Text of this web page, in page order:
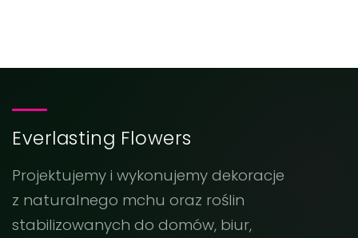
Everlasting Flowers
Projektujemy i wykonujemy dekoracje
z naturalnego mchu oraz roślin
stabilizowanych do domów, biur,